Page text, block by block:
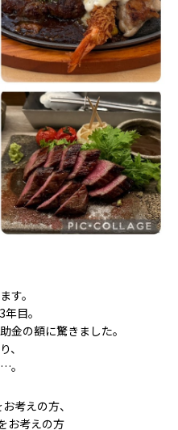
す。
目。
金の額に驚きました。
、
。
考えの方、
お考えの方